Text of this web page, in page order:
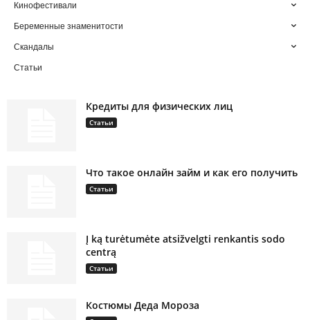
Кинофестивали
Беременные знаменитости
Скандалы
Статьи
Кредиты для физических лиц
Статьи
Что такое онлайн займ и как его получить
Статьи
Į ką turėtumėte atsižvelgti renkantis sodo
centrą
Статьи
Костюмы Деда Мороза